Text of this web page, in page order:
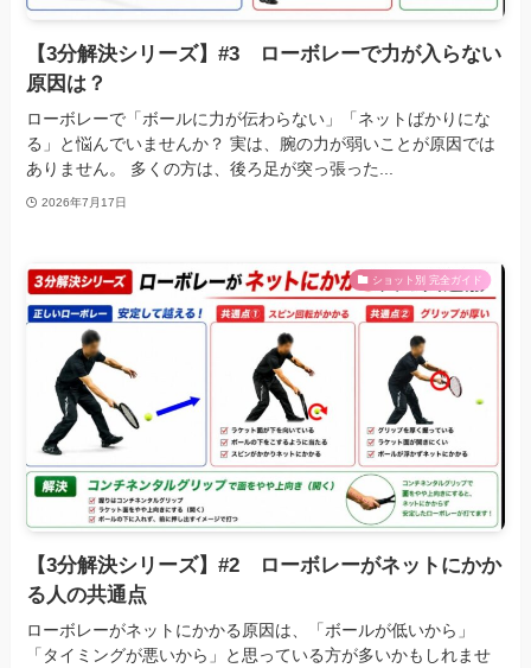
【3分解決シリーズ】#3 ローボレーで力が入らない
原因は？
ローボレーで「ボールに力が伝わらない」「ネットばかりにな
る」と悩んでいませんか？ 実は、腕の力が弱いことが原因では
ありません。 多くの方は、後ろ足が突っ張った...
2026年7月17日
ショット別 完全ガイド
【3分解決シリーズ】#2 ローボレーがネットにかか
る人の共通点
ローボレーがネットにかかる原因は、「ボールが低いから」
「タイミングが悪いから」と思っている方が多いかもしれませ